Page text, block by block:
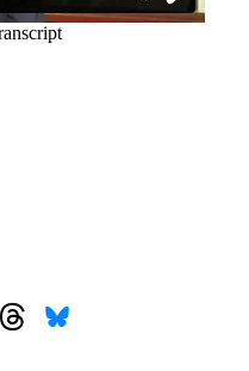
- 17/12/2017
do Poder - 03/12/2017